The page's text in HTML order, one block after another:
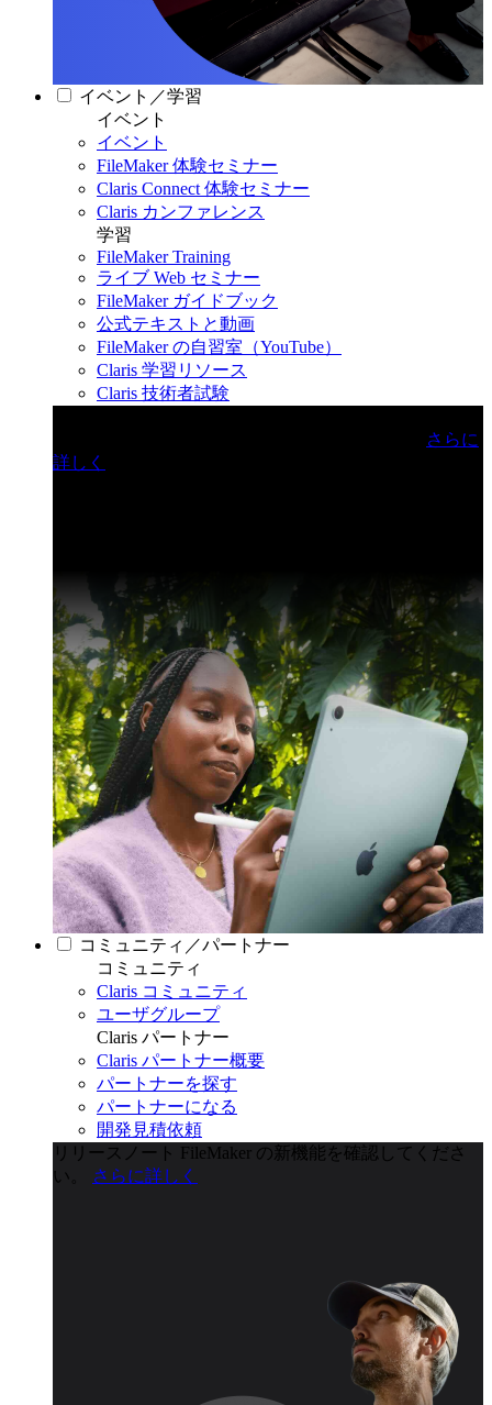
イベント／学習
イベント
イベント
FileMaker 体験セミナー
Claris Connect 体験セミナー
Claris カンファレンス
学習
FileMaker Training
ライブ Web セミナー
FileMaker ガイドブック
公式テキストと動画
FileMaker の自習室（YouTube）
Claris 学習リソース
Claris 技術者試験
さらに
詳しく
コミュニティ／パートナー
コミュニティ
Claris コミュニティ
ユーザグループ
Claris パートナー
Claris パートナー概要
パートナーを探す
パートナーになる
開発見積依頼
リリースノート
FileMaker の新機能を確認してくださ
い。
さらに詳しく